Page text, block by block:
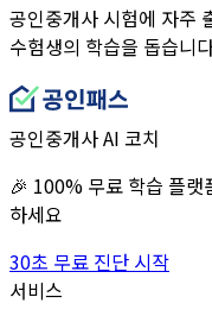
공인중개사 시험에 자주
수험생의 학습을 돕습니
공인중개사 AI 코치
🎉 100% 무료 학습 플
하세요
30초 무료 진단 시작
서비스